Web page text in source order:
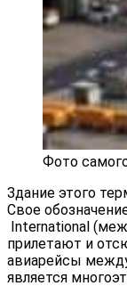
Фото
Здание этого
Свое
International
прилетают и
авиарейсы
является